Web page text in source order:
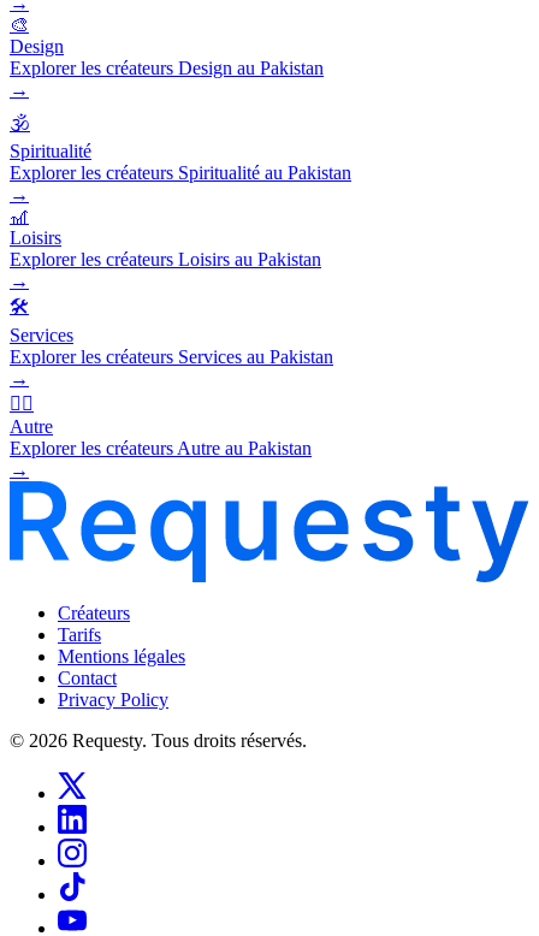
🎨
Design
Explorer les créateurs Design au Pakistan
→
🕉️
Spiritualité
Explorer les créateurs Spiritualité au Pakistan
→
🎢
Loisirs
Explorer les créateurs Loisirs au Pakistan
→
🛠️
Services
Explorer les créateurs Services au Pakistan
→
🧜‍♂️
Autre
Explorer les créateurs Autre au Pakistan
→
Créateurs
Tarifs
Mentions légales
Contact
Privacy Policy
© 2026 Requesty. Tous droits réservés.